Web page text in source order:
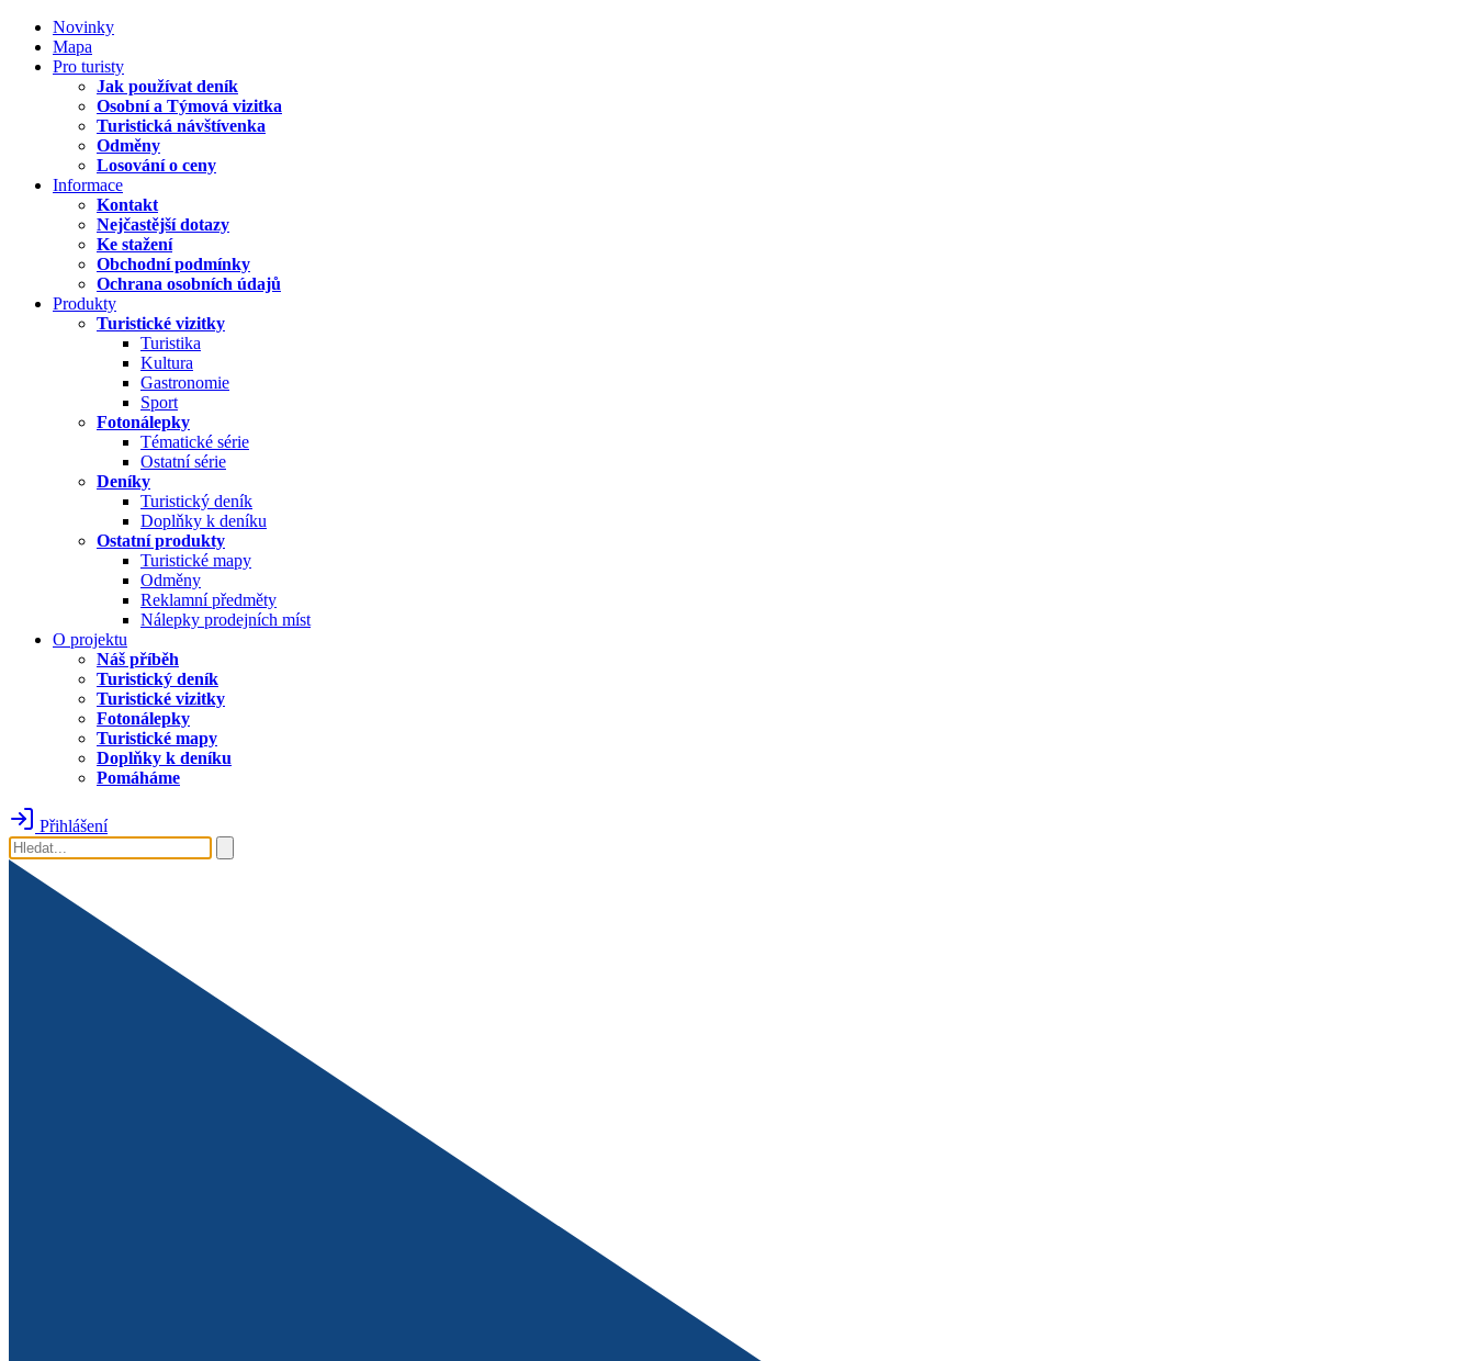
Novinky
Mapa
Pro turisty
Jak používat deník
Osobní a Týmová vizitka
Turistická návštívenka
Odměny
Losování o ceny
Informace
Kontakt
Nejčastější dotazy
Ke stažení
Obchodní podmínky
Ochrana osobních údajů
Produkty
Turistické vizitky
Turistika
Kultura
Gastronomie
Sport
Fotonálepky
Tématické série
Ostatní série
Deníky
Turistický deník
Doplňky k deníku
Ostatní produkty
Turistické mapy
Odměny
Reklamní předměty
Nálepky prodejních míst
O projektu
Náš příběh
Turistický deník
Turistické vizitky
Fotonálepky
Turistické mapy
Doplňky k deníku
Pomáháme
Přihlášení